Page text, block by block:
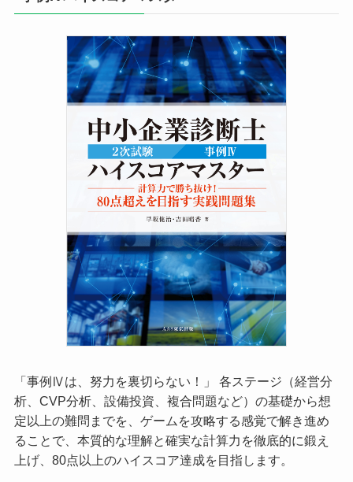
「事例Ⅳは、努力を裏切らない！」 各ステージ（経営分
析、CVP分析、設備投資、複合問題など）の基礎から想
定以上の難問までを、ゲームを攻略する感覚で解き進め
ることで、本質的な理解と確実な計算力を徹底的に鍛え
上げ、80点以上のハイスコア達成を目指します。